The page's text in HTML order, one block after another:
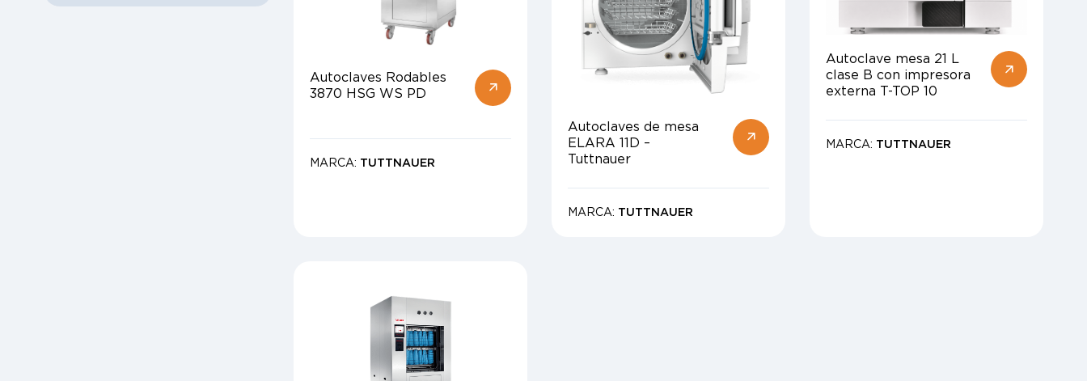
Autoclaves Rodables
3870 HSG WS PD
MARCA: TUTTNAUER
Autoclaves de mesa
ELARA 11D –
Tuttnauer
MARCA: TUTTNAUER
Autoclave mesa 21 L
clase B con impresora
externa T-TOP 10
MARCA: TUTTNAUER